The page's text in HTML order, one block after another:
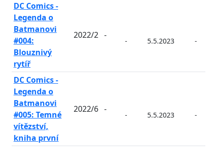
DC Comics -
Legenda o
Batmanovi
#004:
Blouznivý
rytíř
2022/2 -
- 5.5.2023 -
DC Comics -
Legenda o
Batmanovi
#005: Temné
vítězství,
kniha první
2022/6 -
- 5.5.2023 -